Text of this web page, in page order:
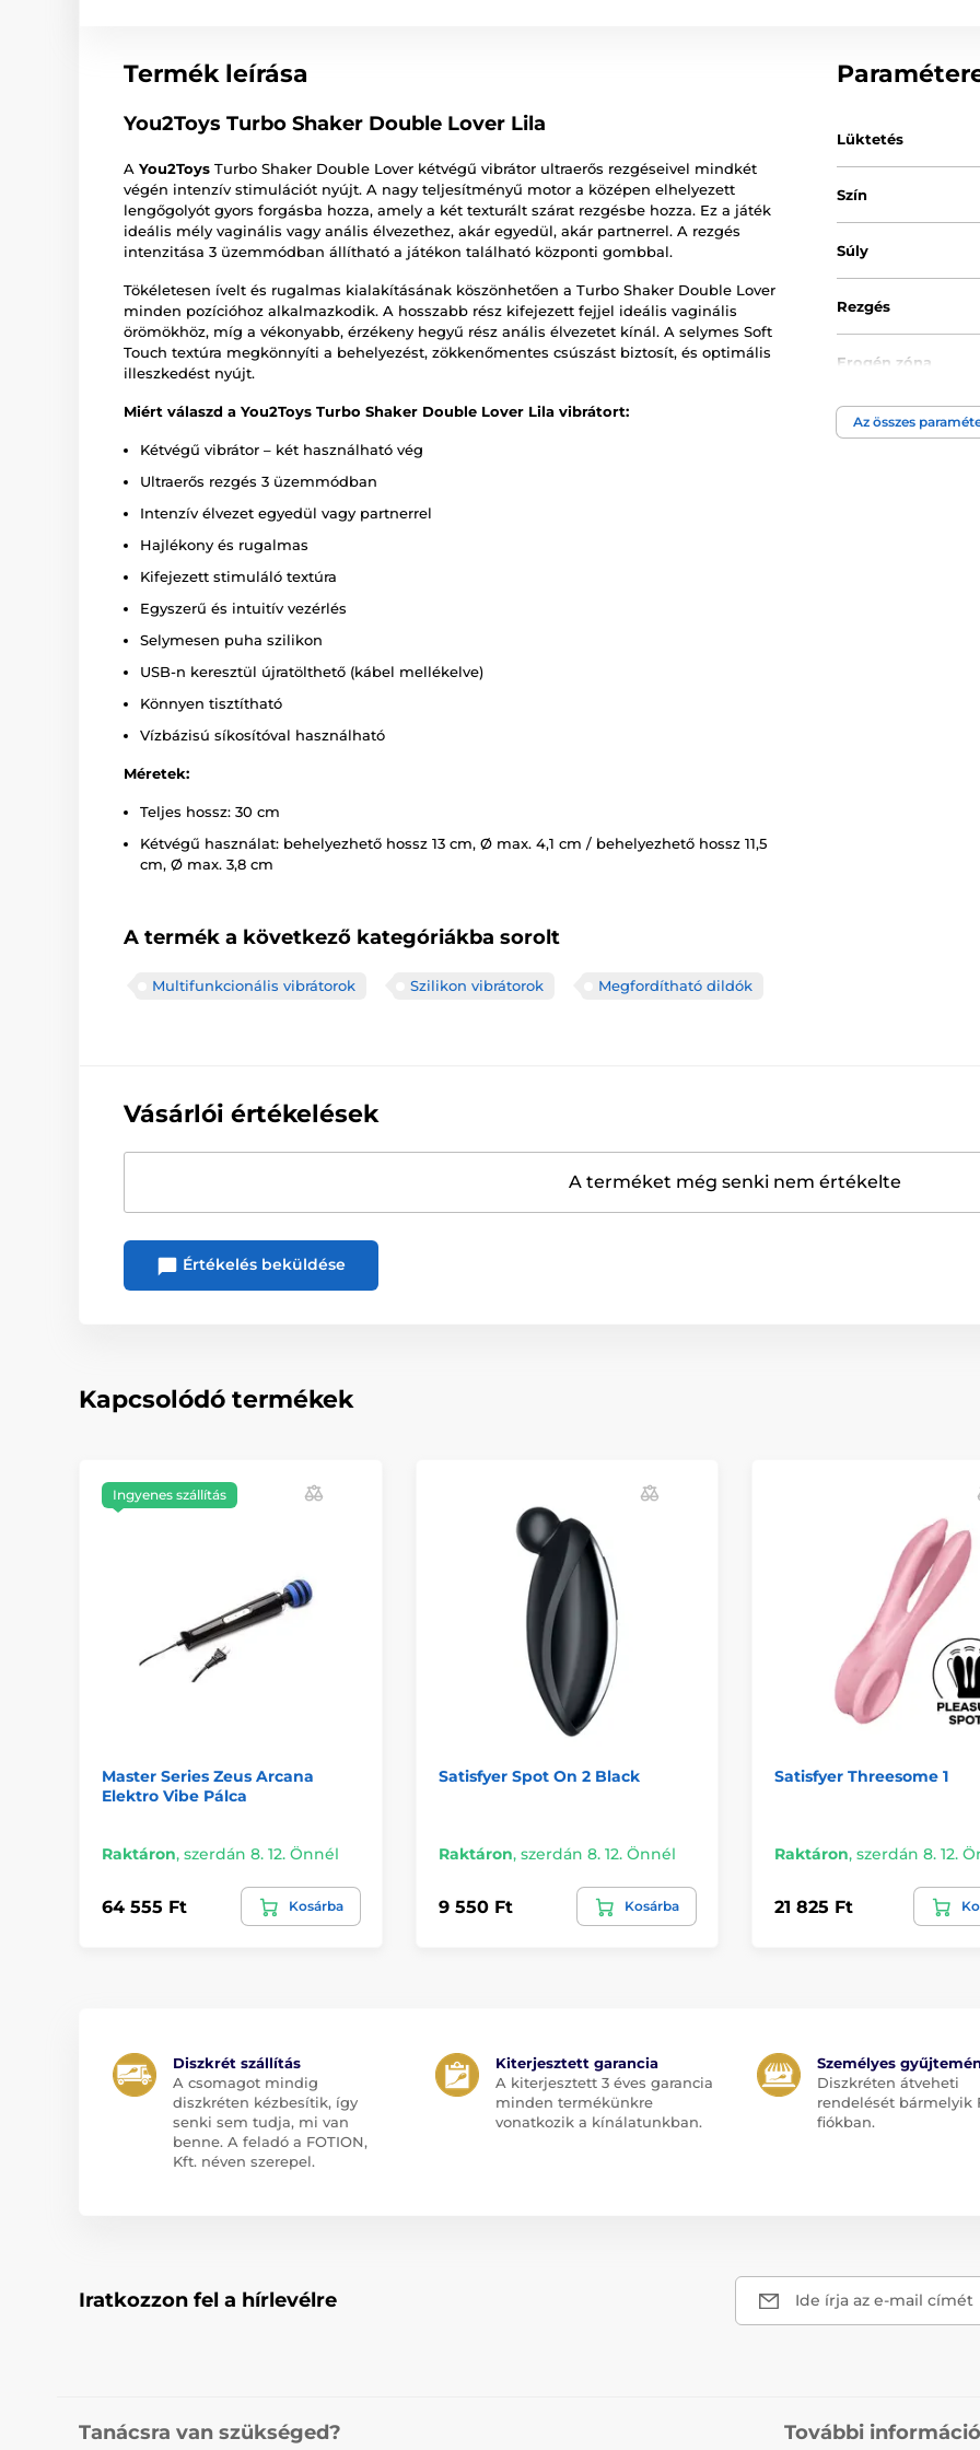
Termék leírása
You2Toys Turbo Shaker Double Lover Lila
A You2Toys Turbo Shaker Double Lover kétvégű vibrátor ultraerős rezgéseivel mindkét
végén intenzív stimulációt nyújt. A nagy teljesítményű motor a középen elhelyezett
lengőgolyót gyors forgásba hozza, amely a két texturált szárat rezgésbe hozza. Ez a játék
ideális mély vaginális vagy anális élvezethez, akár egyedül, akár partnerrel. A rezgés
intenzitása 3 üzemmódban állítható a játékon található központi gombbal.
Tökéletesen ívelt és rugalmas kialakításának köszönhetően a Turbo Shaker Double Lover
minden pozícióhoz alkalmazkodik. A hosszabb rész kifejezett fejjel ideális vaginális
örömökhöz, míg a vékonyabb, érzékeny hegyű rész anális élvezetet kínál. A selymes Soft
Touch textúra megkönnyíti a behelyezést, zökkenőmentes csúszást biztosít, és optimális
illeszkedést nyújt.
Miért válaszd a You2Toys Turbo Shaker Double Lover Lila vibrátort:
Kétvégű vibrátor – két használható vég
Ultraerős rezgés 3 üzemmódban
Intenzív élvezet egyedül vagy partnerrel
Hajlékony és rugalmas
Kifejezett stimuláló textúra
Egyszerű és intuitív vezérlés
Selymesen puha szilikon
USB-n keresztül újratölthető (kábel mellékelve)
Könnyen tisztítható
Vízbázisú síkosítóval használható
Méretek:
Teljes hossz: 30 cm
Kétvégű használat: behelyezhető hossz 13 cm, Ø max. 4,1 cm / behelyezhető hossz 11,5
cm, Ø max. 3,8 cm
A termék a következő kategóriákba sorolt
Multifunkcionális vibrátorok Szilikon vibrátorok Megfordítható dildók
Lüktetés
Szín
Súly
Rezgés
Erogén zóna
Tápegység
Az összes
Vásárlói értékelések
A terméket még senki nem értékelte
Értékelés beküldése
Kapcsolódó termékek
Ingyenes szállítás
Master Series Zeus Arcana
Elektro Vibe Pálca
Raktáron, szerdán 8. 12. Önnél
64 555 Ft Kosárba
Satisfyer Spot On 2 Black
Raktáron, szerdán 8. 12. Önnél
9 550 Ft Kosárba
Satisfyer Threesome 1
Raktáron, szerdán 8. 12.
21 825 Ft
Diszkrét szállítás
A csomagot mindig
diszkréten kézbesítik, így
senki sem tudja, mi van
benne. A feladó a FOTION,
Kft. néven szerepel.
Kiterjesztett garancia
A kiterjesztett 3 éves garancia
minden termékünkre
vonatkozik a kínálatunkban.
Személyes
Diszkréten átveheti
rendelését bármelyik
fiókban.
Iratkozzon fel a hírlevélre Ide írja az e-mail címét
Tanácsra van szükséged? További